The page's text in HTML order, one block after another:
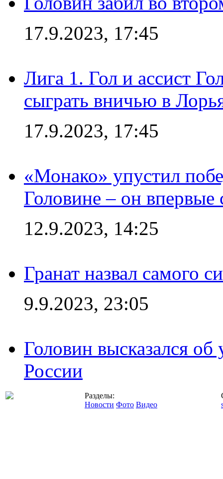
17.9.2023, 17:45
Лига 1. Гол и ассист
сыграть вничью в
17.9.2023, 17:45
«Монако» упустил
Головине – он впервые
12.9.2023, 14:25
Гранат назвал самого
9.9.2023, 23:05
Головин высказался
России
Разделы:
Новости Фото Видео